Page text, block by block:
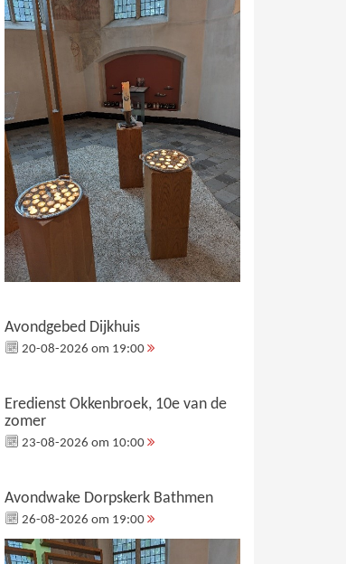
Avondgebed Dijkhuis
20-08-2026 om 19:00
Eredienst Okkenbroek, 10e van de
zomer
23-08-2026 om 10:00
Avondwake Dorpskerk Bathmen
26-08-2026 om 19:00